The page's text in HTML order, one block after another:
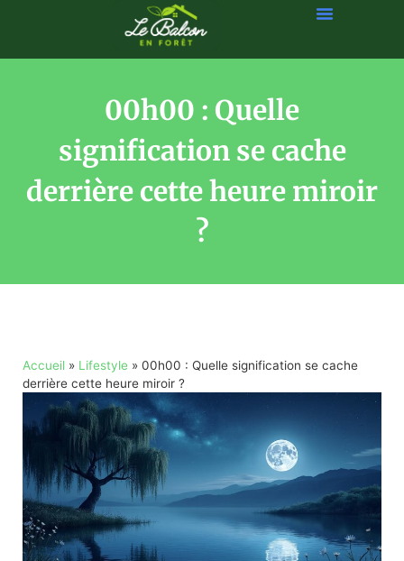
00h00 : Quelle
signification se cache
derrière cette heure miroir
?
Accueil » Lifestyle » 00h00 : Quelle signification se cache
derrière cette heure miroir ?